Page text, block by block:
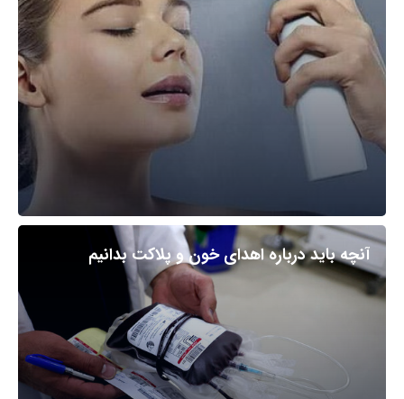
آنچه باید درباره اهدای خون و پلاکت بدانیم